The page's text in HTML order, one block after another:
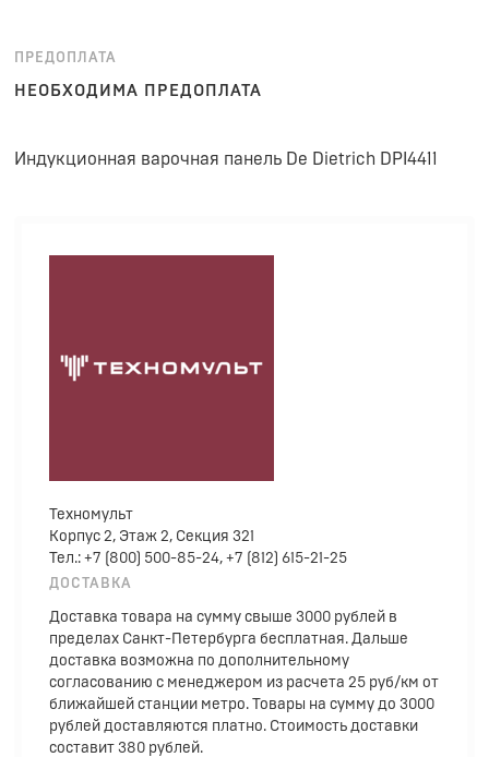
ПРЕДОПЛАТА
НЕОБХОДИМА ПРЕДОПЛАТА
Индукционная варочная панель De Dietrich DPI4411
Техномульт
Корпус 2, Этаж 2, Секция 321
Тел.: +7 (800) 500-85-24, +7 (812) 615-21-25
ДОСТАВКА
Доставка товара на сумму свыше 3000 рублей в
пределах Санкт-Петербурга бесплатная. Дальше
доставка возможна по дополнительному
согласованию с менеджером из расчета 25 руб/км от
ближайшей станции метро. Товары на сумму до 3000
рублей доставляются платно. Стоимость доставки
составит 380 рублей.